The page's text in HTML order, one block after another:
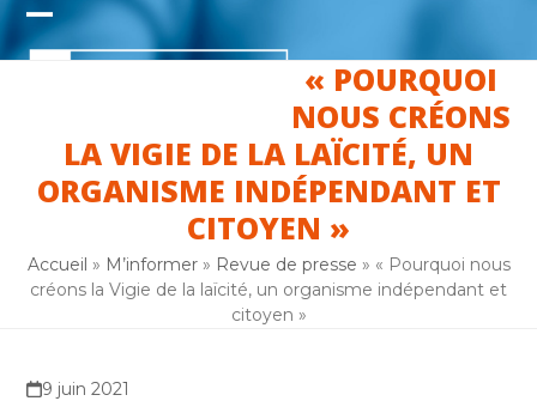
Skip
content
Open
Close
« POURQUOI
NOUS CRÉONS
LA VIGIE DE LA LAÏCITÉ, UN
ORGANISME INDÉPENDANT ET
CITOYEN »
Accueil » M’informer» Revue de presse » « Pourquoi nous
créons la Vigie de la laïcité, un organisme indépendant et
citoyen »
9 juin 2021